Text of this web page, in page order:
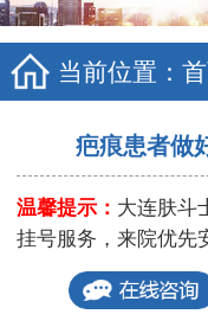
当前位置：
疤痕患者做
温馨提示： 大连肤斗
挂号服务，来院优先